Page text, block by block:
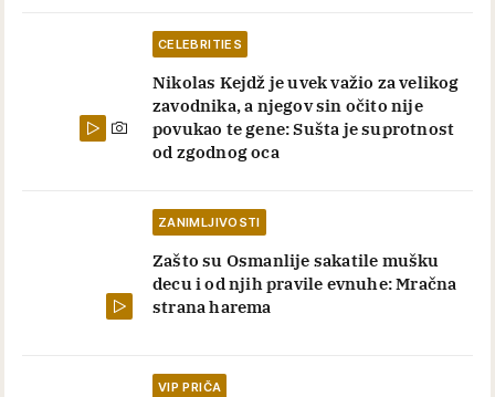
CELEBRITIES
Nikolas Kejdž je uvek važio za velikog
zavodnika, a njegov sin očito nije
povukao te gene: Sušta je suprotnost
od zgodnog oca
ZANIMLJIVOSTI
Zašto su Osmanlije sakatile mušku
decu i od njih pravile evnuhe: Mračna
strana harema
VIP PRIČA